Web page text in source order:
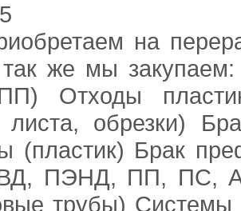
на
же мы
Отходы
листа, обрезки)
(пластик) Брак
ПЭНД, ПП, ПС,
трубы)